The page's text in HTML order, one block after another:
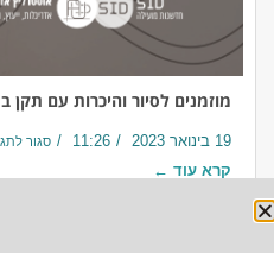
מוזמנים לסיור והיכרות עם תקן
19 בינואר 2023 11:26 סגור
קרא עוד ←